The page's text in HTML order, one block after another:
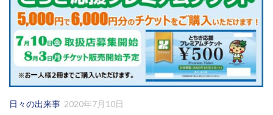
日々の出来事 2020年7月10日